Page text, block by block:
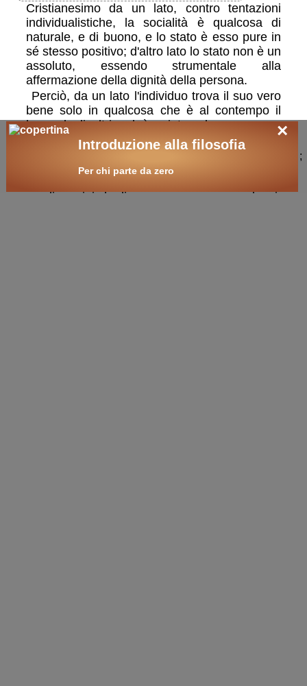
Cristianesimo da un lato, contro tentazioni
individualistiche, la socialità è qualcosa di
naturale, e di buono, e lo stato è esso pure in
sé stesso positivo; d'altro lato lo stato non è un
assoluto, essendo strumentale alla
affermazione della dignità della persona.
Perciò, da un lato l'individuo trova il suo vero
bene solo in qualcosa che è al contempo il
bene degli altri, ed è spinto ad avere come
orizzonte il mondo; dall'altro lo stato è
relativizzato: non ogni legge positiva è giusta,
né lo è qualsiasi decisione delle istituzioni
se gli uomini che li compongono sono malvagi,
×
Introduzione alla filosofia
Per chi parte da zero
;